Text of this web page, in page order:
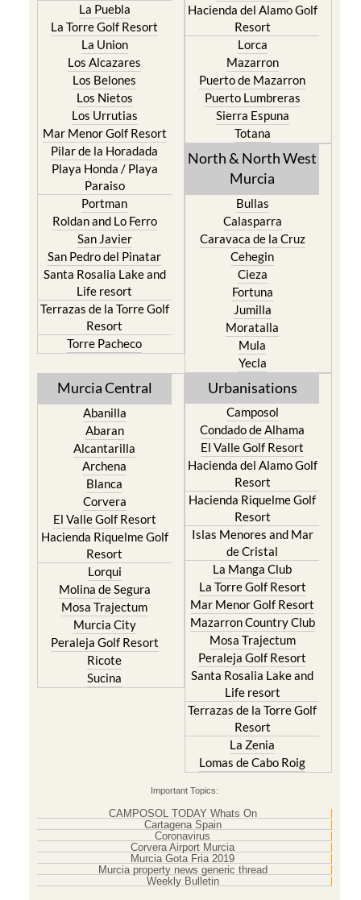
La Puebla
La Torre Golf Resort
La Union
Los Alcazares
Los Belones
Los Nietos
Los Urrutias
Mar Menor Golf Resort
Pilar de la Horadada
Playa Honda / Playa
Paraiso
Portman
Roldan and Lo Ferro
San Javier
San Pedro del Pinatar
Santa Rosalia Lake and
Life resort
Terrazas de la Torre Golf
Resort
Torre Pacheco
Hacienda del Alamo Golf
Resort
Lorca
Mazarron
Puerto de Mazarron
Puerto Lumbreras
Sierra Espuna
Totana
North & North West
Murcia
Bullas
Calasparra
Caravaca de la Cruz
Cehegin
Cieza
Fortuna
Jumilla
Moratalla
Mula
Yecla
Murcia Central
Abanilla
Abaran
Alcantarilla
Archena
Blanca
Corvera
El Valle Golf Resort
Hacienda Riquelme Golf
Resort
Lorqui
Molina de Segura
Mosa Trajectum
Murcia City
Peraleja Golf Resort
Ricote
Sucina
Urbanisations
Camposol
Condado de Alhama
El Valle Golf Resort
Hacienda del Alamo Golf
Resort
Hacienda Riquelme Golf
Resort
Islas Menores and Mar
de Cristal
La Manga Club
La Torre Golf Resort
Mar Menor Golf Resort
Mazarron Country Club
Mosa Trajectum
Peraleja Golf Resort
Santa Rosalia Lake and
Life resort
Terrazas de la Torre Golf
Resort
La Zenia
Lomas de Cabo Roig
Important Topics:
CAMPOSOL TODAY Whats On
Cartagena Spain
Coronavirus
Corvera Airport Murcia
Murcia Gota Fria 2019
Murcia property news generic thread
Weekly Bulletin